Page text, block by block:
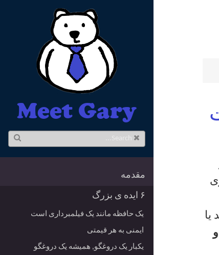
Meet Gary
مقدمه
۶ ایده ی بزرگ
یک حافظه مانند یک فیلمبرداری است
ایمنی به هر قیمتی
یکبار یک دروغگو, همیشه یک دروغگو
یا